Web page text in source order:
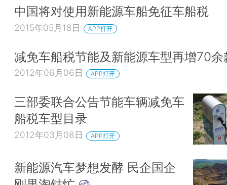
中国将对使用新能源车船免征车船税
2015年05月18日 APP打开
减免车船税节能及新能源车型再增70余
2012年06月06日 APP打开
三部委联合公告节能车辆减免车
船税车型目录
2012年03月08日 APP打开
新能源汽车梦想发酵 民企国企